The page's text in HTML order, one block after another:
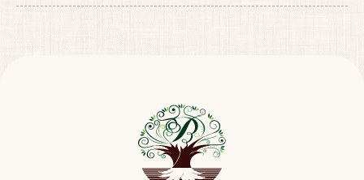
側道沿いの看板が目印になります。
で見る